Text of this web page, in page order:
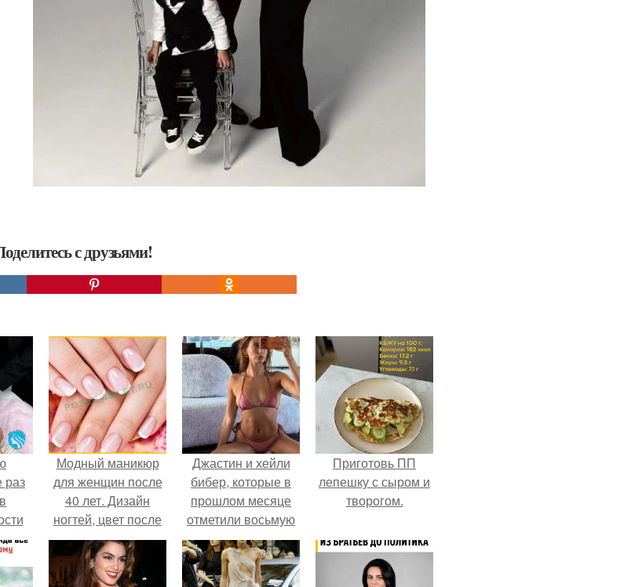
с друзьями!
раз
-
Модный маникюр
для женщин после
40 лет. Дизайн
ногтей, цвет после
40
Джастин и хейли
бибер, которые в
прошлом месяце
отметили восьмую
годовщину
помолвки, показали
новые фото с
Приготовь ПП
лепешку с сыром и
творогом.